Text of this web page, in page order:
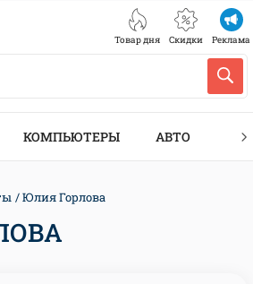
Товар дня Скидки Реклама
КОМПЬЮТЕРЫ АВТО
Юлия Горлова